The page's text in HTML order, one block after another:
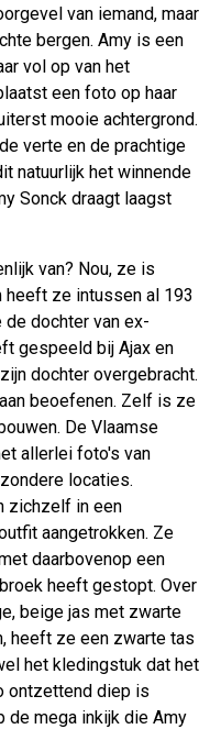
van iemand, maar
bergen. Amy is een
vol op van het
een foto op haar
mooie achtergrond.
verte en de prachtige
natuurlijk het winnende
Sonck draagt laagst
van? Nou, ze is
ze intussen al 193
dochter van ex-
gespeeld bij Ajax en
dochter overgebracht.
beoefenen. Zelf is ze
De Vlaamse
allerlei foto's van
locaties.
zichzelf in een
aangetrokken. Ze
daarbovenop een
heeft gestopt. Over
beige jas met zwarte
heeft ze een zwarte tas
het kledingstuk dat het
ontzettend diep is
de mega inkijk die Amy